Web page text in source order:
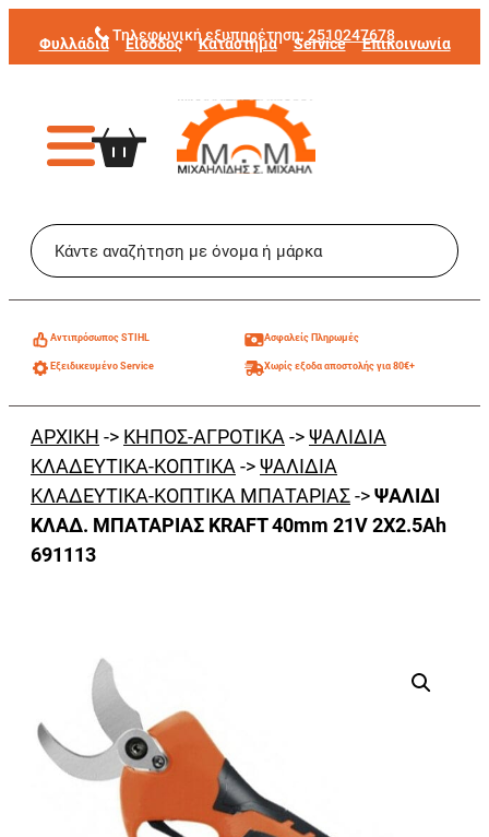
Μετάβαση
στο
Τηλεφωνική εξυπηρέτηση: 2510247678
Φυλλάδια Είσοδος Κατάστημα Service Επικοινωνία
Aντιπρόσωπος STIHL Ασφαλείς Πληρωμές
Εξειδικευμένο Service Χωρίς εξοδα αποστολής για 80€+
ΑΡΧΙΚΗ -> ΚΗΠΟΣ-ΑΓΡΟΤΙΚΑ ->ΨΑΛΙΔΙΑ
ΚΛΑΔΕΥΤΙΚΑ-ΚΟΠΤΙΚΑ ->ΨΑΛΙΔΙΑ
ΚΛΑΔΕΥΤΙΚΑ-ΚΟΠΤΙΚΑ ΜΠΑΤΑΡΙΑΣ->ΨΑΛΙΔΙ
ΚΛΑΔ. ΜΠΑΤΑΡΙΑΣ KRAFT 40mm 21V 2Χ2.5Ah
691113